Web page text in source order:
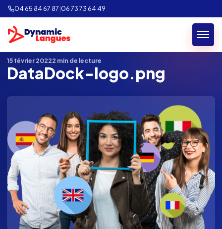
04 65 84 67 87|06 73 73 64 49
Retour au blog
15 février 20222 min de lecture
DataDock-logo.png